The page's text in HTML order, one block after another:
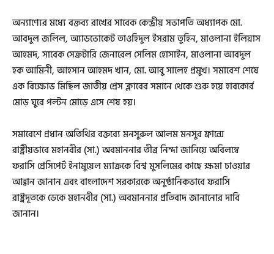
অন্যাণ্যের মধ্যে বক্তব্য রাখের সাবেক কেন্দ্রীয় সভাপতি অধ্যাপক মো.
আবদুল জলিল, অ্যাডভোকেট তাওহিদুল ইসরাম তুহিন, মাওলানা ইলিয়াস
আহমদ, সাবেক সেক্রটারি জেনারেল সেলিম হোসাইন, মাওলানা আবদুল
হক আমিনী, আহসান আহমদ খান, মো. আবু সালেহ প্রমুখ। সমাবেশ শেষে
এক বিক্ষোভ মিছিল জাতীয় প্রেস ক্লাবের সমানে থেকে শুরু হয়ে হাবকোর্র
মোড় ঘুরে পল্টন মোড়ে এসে শেষ হয়।
সমাবেশে প্রধান অতিথির বক্তব্যে মনসুরুল আলম মনসুর ফ্রান্সে
রাষ্ট্রীয়ভাবে মহানবীর (সা.) অবমাননার তীব্র নিন্দা জানিয়ে অবিলম্বে
ফরাসি প্রেসিপের্ট ইনামুয়েল ম্যাক্রকে বিশ্ব মুসলিমের কাছে ক্ষমা চাওয়ার
আহ্বান জানান এবং বাংলাদেশ সরকারকে অনুষ্ঠানিকভাবে ফরাসি
রাষ্ট্রদূতকে ডেকে মহানবীর (সা.) অবমাননার প্রতিবাদ জানানোর দাবি
জানান।